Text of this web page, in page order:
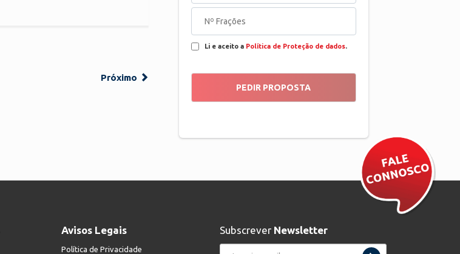
Próximo
Li e aceito a Política de Proteção de dados.
Avisos Legais
Política de Privacidade
Subscrever Newsletter